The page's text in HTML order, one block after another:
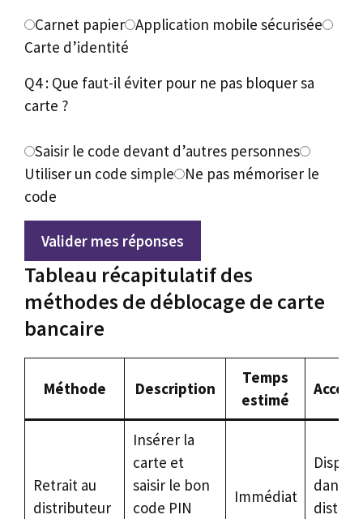
Carnet papier Application mobile sécurisée
Carte d’identité
Q4 : Que faut-il éviter pour ne pas bloquer sa
carte ?
Saisir le code devant d’autres personnes
Utiliser un code simple
Ne pas mémoriser le
code
Valider mes réponses
Tableau récapitulatif des
méthodes de déblocage de carte
bancaire
Méthode Description
Temps
estimé
Retrait au
distributeur
Insérer la
carte et
saisir le bon
code PIN
Immédiat
dans